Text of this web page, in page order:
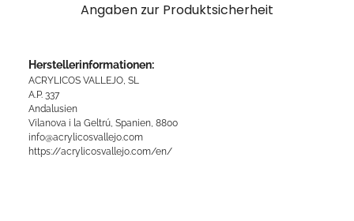
Angaben zur Produktsicherheit
Herstellerinformationen:
ACRYLICOS VALLEJO, SL
A.P. 337
Andalusien
Vilanova i la Geltrú, Spanien, 8800
info@acrylicosvallejo.com
https://acrylicosvallejo.com/en/